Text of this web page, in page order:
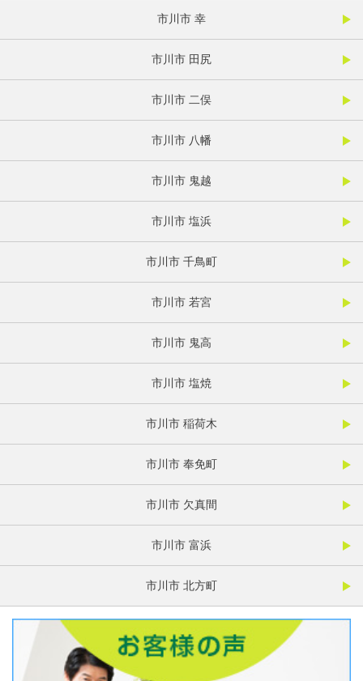
市川市 幸
市川市 田尻
市川市 二俣
市川市 八幡
市川市 鬼越
市川市 塩浜
市川市 千鳥町
市川市 若宮
市川市 鬼高
市川市 塩焼
市川市 稲荷木
市川市 奉免町
市川市 欠真間
市川市 富浜
市川市 北方町